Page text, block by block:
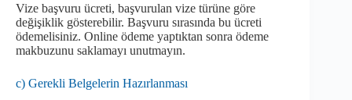
Vize başvuru ücreti, başvurulan vize türüne göre
değişiklik gösterebilir. Başvuru sırasında bu ücreti
ödemelisiniz. Online ödeme yaptıktan sonra ödeme
makbuzunu saklamayı unutmayın.
c) Gerekli Belgelerin Hazırlanması